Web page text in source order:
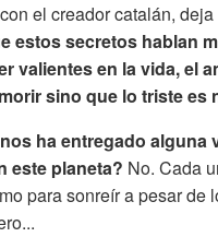
el creador catalán,
estos secretos hablan
valientes en la vida, el
sino que lo triste es
ha entregado
este planeta? No. Cada
para sonreír a pesar